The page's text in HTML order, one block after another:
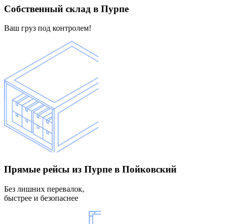
Собственный склад в Пурпе
Ваш груз под контролем!
Прямые рейсы из Пурпе в Пойковский
Без лишних перевалок,
быстрее и безопаснее